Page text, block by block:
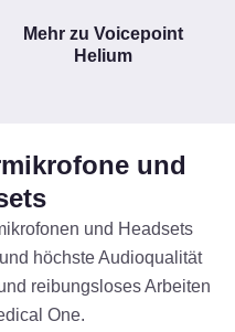
Mehr zu Voicepoint
Helium
und
und Headsets
höchste Audioqualität
reibungsloses Arbeiten
One.